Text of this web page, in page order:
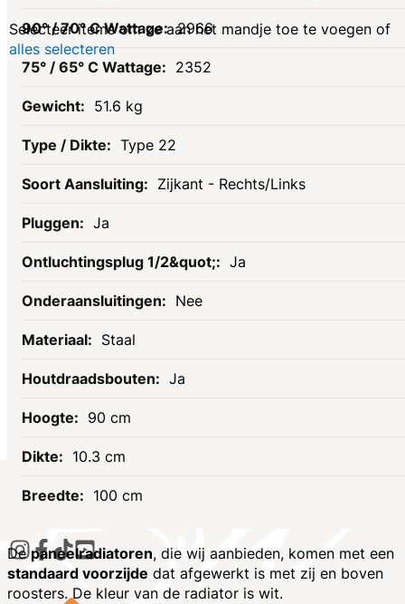
2966
2352
51.6 kg
Type 22
Zijkant - Rechts/Links
Ja
Ja
Nee
Staal
Ja
90 cm
10.3 cm
100 cm
Depaneelradiatoren, die wij aanbieden, komen met een
standaard voorzijde dat afgewerkt is met zij en boven
roosters. De kleur van de radiator is wit.
Selecteer items om ze aan het mandje toe te voegen of
alles selecteren